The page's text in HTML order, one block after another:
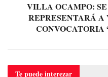
VILLA OCAMPO:
REPRESENTARÁ
CONVOCATORIA
Te puedeinterezar